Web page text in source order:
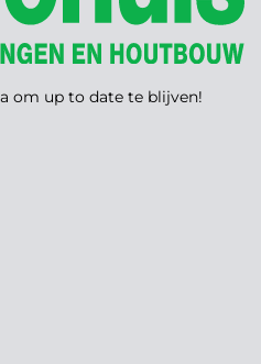
om up to date te blijven!